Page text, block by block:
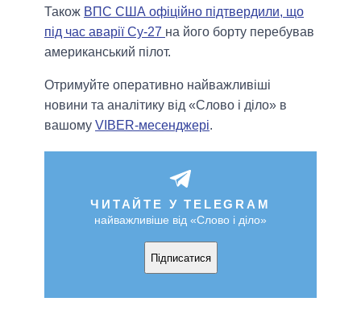
Також ВПС США офіційно підтвердили, що
під час аварії Су-27 на його борту перебував
американський пілот.
Отримуйте оперативно найважливіші
новини та аналітику від «Слово і діло» в
вашому VIBER-месенджері.
ЧИТАЙТЕ У TELEGRAM
найважливіше від «Слово і діло»
Підписатися